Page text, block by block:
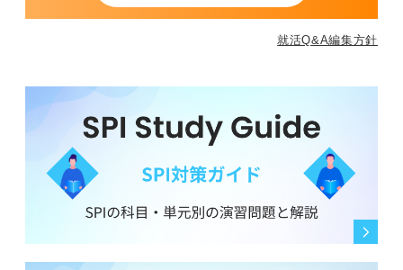
就活Q&A編集方針